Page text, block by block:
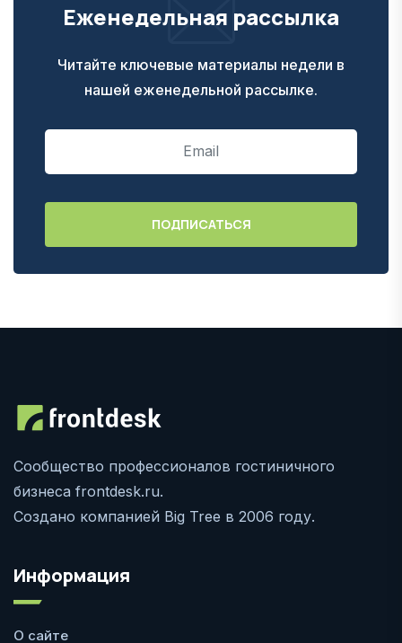
Еженедельная рассылка
Читайте ключевые материалы недели в
нашей еженедельной рассылке.
Сообщество профессионалов гостиничного
бизнеса frontdesk.ru.
Создано компанией Big Tree в 2006 году.
Информация
О сайте